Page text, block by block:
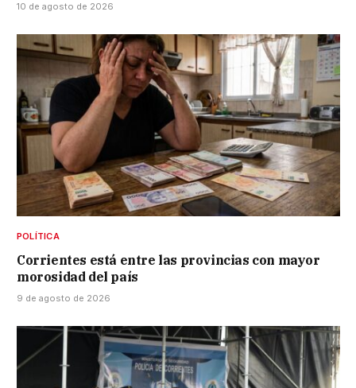
10 de agosto de 2026
POLÍTICA
Corrientes está entre las provincias con mayor
morosidad del país
9 de agosto de 2026